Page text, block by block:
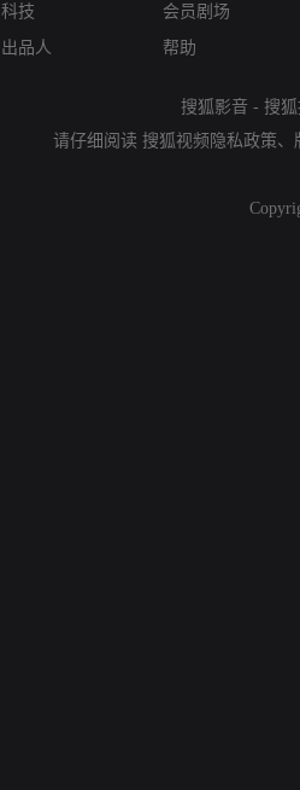
科技
出品人
会员剧场
帮助
搜狐影音 - 搜
请仔细阅读 搜狐视频隐私政策、